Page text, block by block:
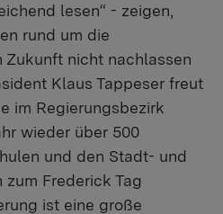
lesen“ - zeigen,
rund um die
Zukunft nicht nachlassen
Klaus Tappeser freut
im Regierungsbezirk
wieder über 500
und den Stadt- und
Frederick Tag
ist eine große